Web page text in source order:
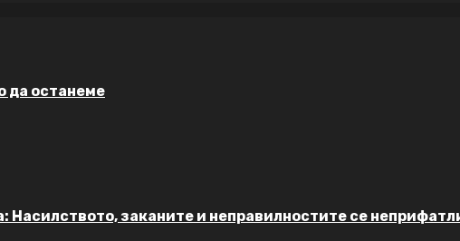
да останеме
Насилството, заканите и неправилностите се